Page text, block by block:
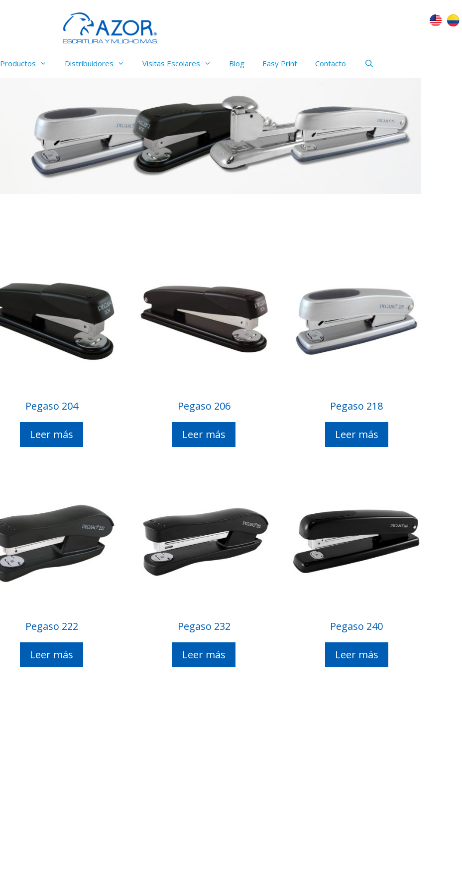
Productos Distribuidores Visitas Escolares Blog Easy Print Contacto
Pegaso 204
Leer más
Pegaso 206
Leer más
Pegaso 218
Leer más
Pegaso 222
Leer más
Pegaso 232
Leer más
Pegaso 240
Leer más